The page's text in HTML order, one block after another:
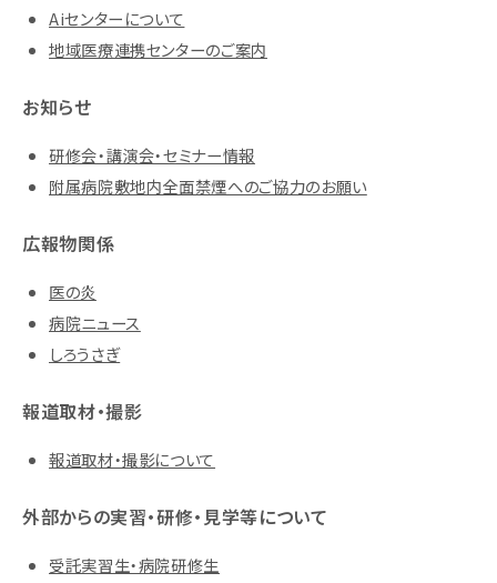
Aiセンターについて
地域医療連携センターのご案内
お知らせ
研修会・講演会・セミナー情報
附属病院敷地内全面禁煙へのご協力のお願い
広報物関係
医の炎
病院ニュース
しろうさぎ
報道取材・撮影
報道取材・撮影について
外部からの実習・研修・見学等について
受託実習生・病院研修生